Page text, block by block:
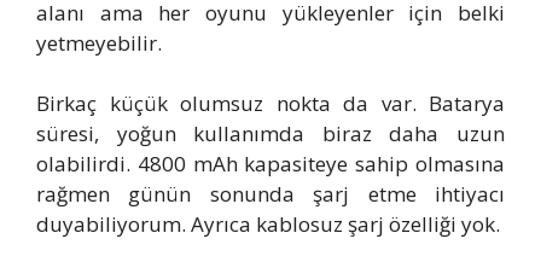
alanı ama her oyunu yükleyenler için belki
yetmeyebilir.
Birkaç küçük olumsuz nokta da var. Batarya
süresi, yoğun kullanımda biraz daha uzun
olabilirdi. 4800 mAh kapasiteye sahip olmasına
rağmen günün sonunda şarj etme ihtiyacı
duyabiliyorum. Ayrıca kablosuz şarj özelliği yok.